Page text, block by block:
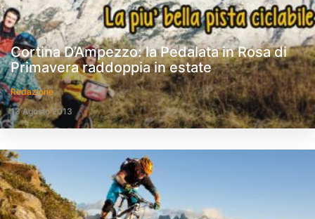
Cortina D’Ampezzo: la Pedalata in Rosa di
Primavera raddoppia in estate
Redazione
13 Agosto 2013